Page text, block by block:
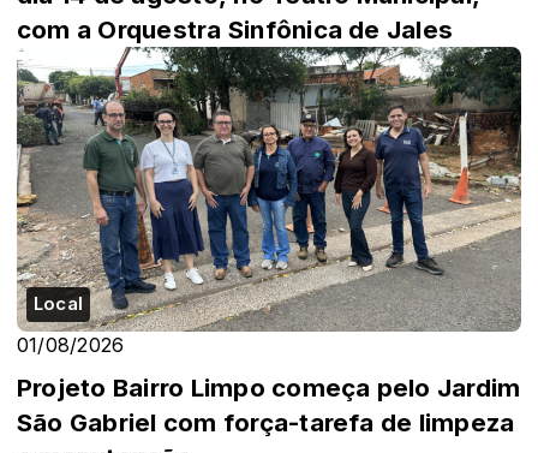
com a Orquestra Sinfônica de Jales
Local
01/08/2026
Projeto Bairro Limpo começa pelo Jardim
São Gabriel com força-tarefa de limpeza